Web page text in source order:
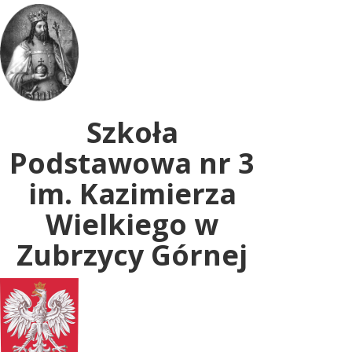
Uwaga:
ta
witryna
zawiera
system
dostępności.
Szkoła
Podstawowa nr 3
im. Kazimierza
Wielkiego w
Zubrzycy Górnej